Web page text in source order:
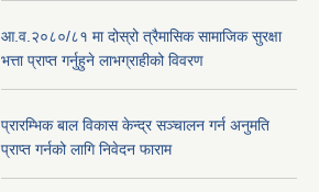
आ.व.२०८०/८१ मा दोस्रो त्रैमासिक सामाजिक सुरक्षा
भत्ता प्राप्त गर्नुहुने लाभग्राहीको विवरण
प्रारम्भिक बाल विकास केन्द्र सञ्चालन गर्न अनुमति
प्राप्त गर्नको लागि निवेदन फाराम